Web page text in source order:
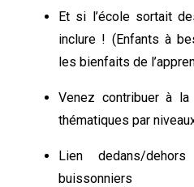
Et si l’école sortait
inclure ! (Enfants à
les bienfaits de
Venez contribuer à
thématiques par
Lien dedans/
buissonniers